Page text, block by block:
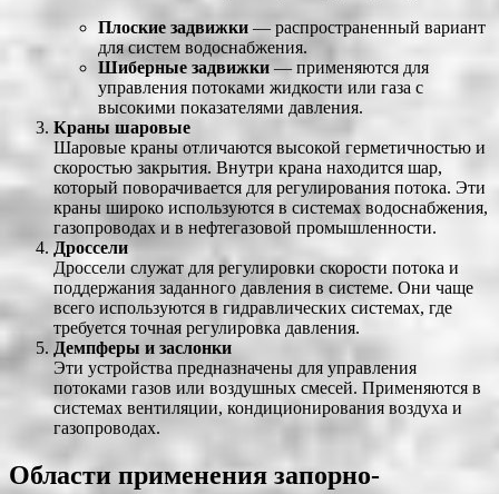
Плоские задвижки — распространенный вариант
для систем водоснабжения.
Шиберные задвижки — применяются для
управления потоками жидкости или газа с
высокими показателями давления.
Краны шаровые
Шаровые краны отличаются высокой герметичностью и
скоростью закрытия. Внутри крана находится шар,
который поворачивается для регулирования потока. Эти
краны широко используются в системах водоснабжения,
газопроводах и в нефтегазовой промышленности.
Дроссели
Дроссели служат для регулировки скорости потока и
поддержания заданного давления в системе. Они чаще
всего используются в гидравлических системах, где
требуется точная регулировка давления.
Демпферы и заслонки
Эти устройства предназначены для управления
потоками газов или воздушных смесей. Применяются в
системах вентиляции, кондиционирования воздуха и
газопроводах.
Области применения запорно-